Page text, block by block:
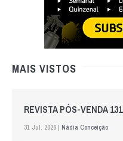
MAIS VISTOS
REVISTA PÓS-VENDA 131
31 Jul. 2026 | Nádia Conceição